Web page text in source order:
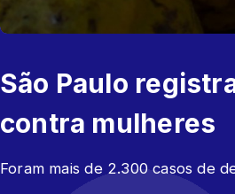
São Paulo
contra mulheres
Foram mais de 2.300 casos de